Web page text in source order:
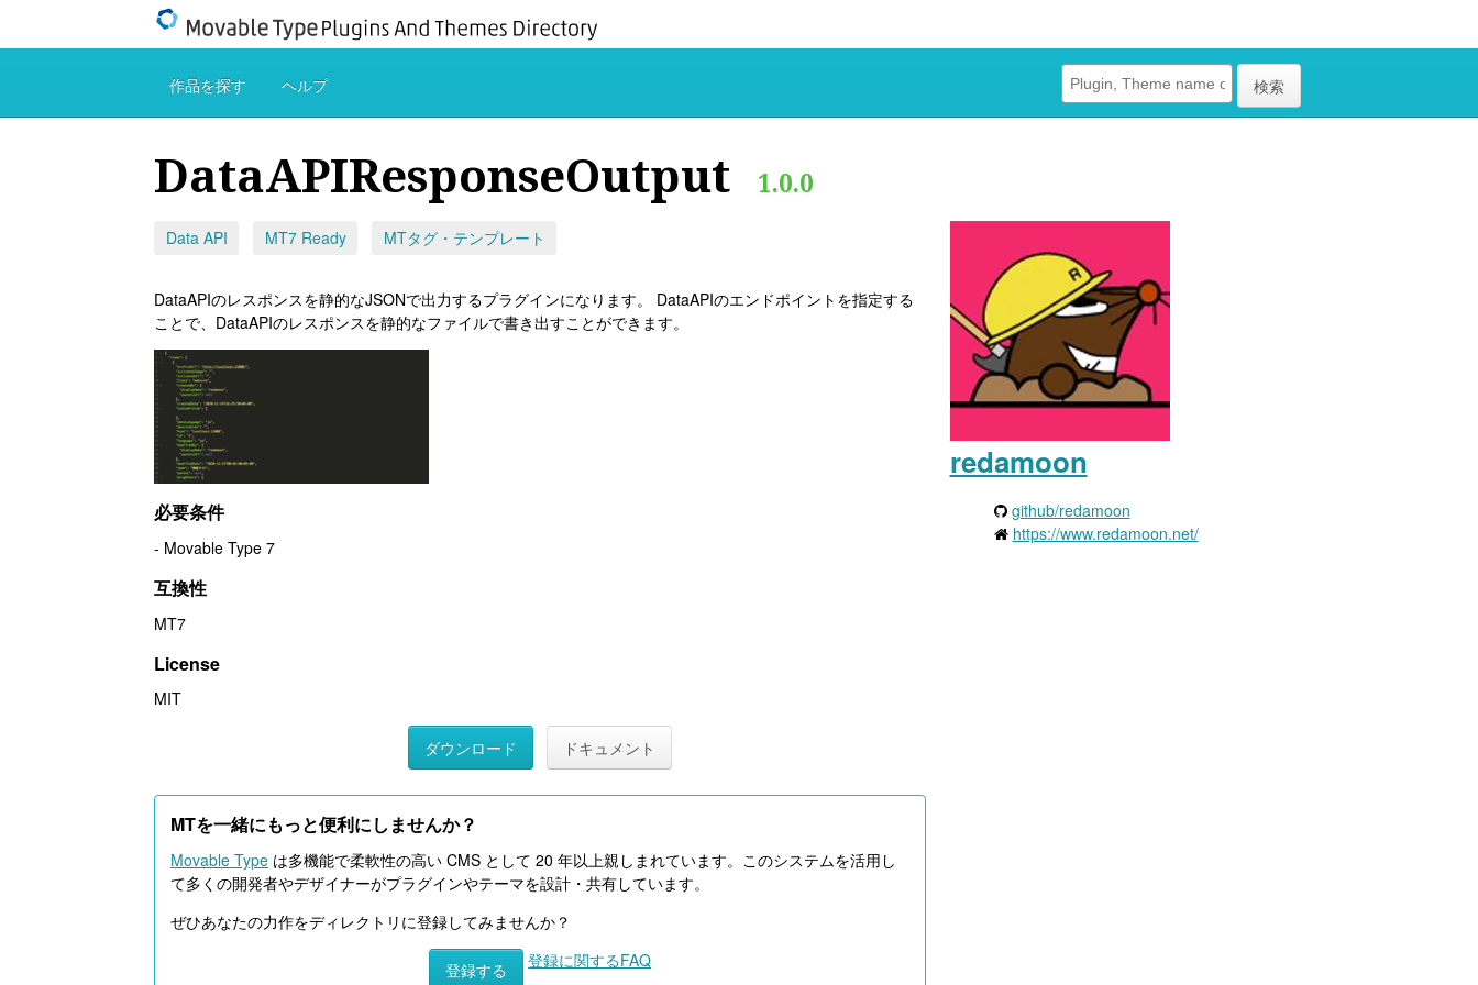
作品を探す ヘルプ 検索
DataAPIResponseOutput 1.0.0
Data API MT7 Ready MTタグ・テンプレート
DataAPIのレスポンスを静的なJSONで出力するプラグインになります。 DataAPIのエンドポイントを指定する
ことで、DataAPIのレスポンスを静的なファイルで書き出すことができます。
必要条件
- Movable Type 7
互換性
MT7
License
MIT
ダウンロード ドキュメント
MTを一緒にもっと便利にしませんか？
Movable Type は多機能で柔軟性の高い CMS として 20 年以上親しまれています。このシステムを活用し
て多くの開発者やデザイナーがプラグインやテーマを設計・共有しています。
ぜひあなたの力作をディレクトリに登録してみませんか？
登録する 登録に関するFAQ
redamoon
github/redamoon
https://www.redamoon.net/